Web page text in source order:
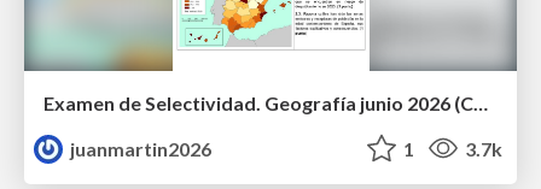
juanmartin2026
1 3.7k